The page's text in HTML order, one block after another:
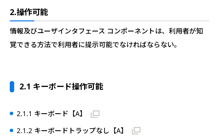
2.操作可能
情報及びユーザインタフェース コンポーネントは、利用者が知
覚できる方法で利用者に提示可能でなければならない。
2.1 キーボード操作可能
2.1.1 キーボード【A】
2.1.2 キーボードトラップなし【A】